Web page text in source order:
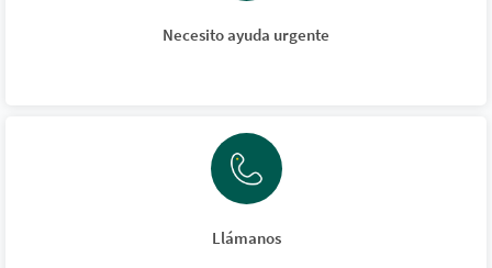
Necesito ayuda urgente
Llámanos